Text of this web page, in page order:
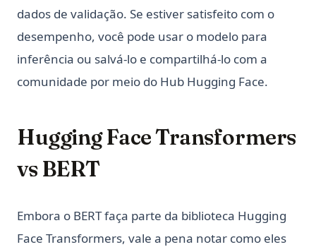
dados de validação. Se estiver satisfeito com o
desempenho, você pode usar o modelo para
inferência ou salvá-lo e compartilhá-lo com a
comunidade por meio do Hub Hugging Face.
Hugging Face Transformers
vs BERT
Embora o BERT faça parte da biblioteca Hugging
Face Transformers, vale a pena notar como eles